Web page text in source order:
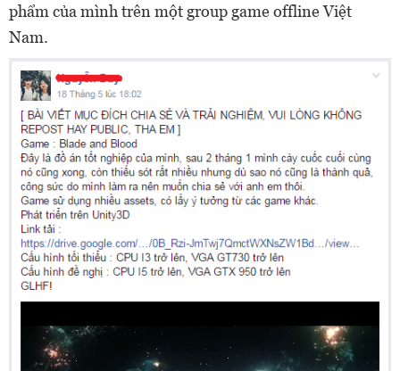
phẩm của mình trên một group game offline Việt
Nam.